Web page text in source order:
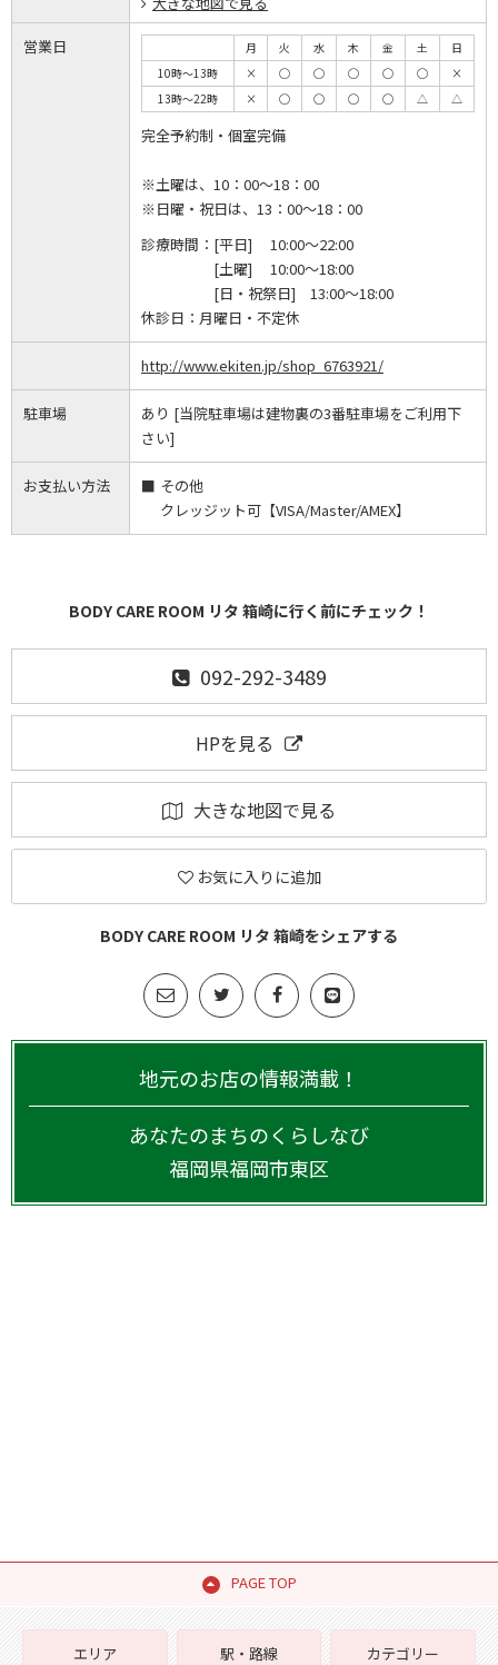
営業日 月 火 水 木 金 土
日
10時～13時
× ◯ ◯ ◯ ◯ ◯
×
13時～22時
× ◯ ◯ ◯ ◯ △ △
完全予約制・個室完備
※土曜は、10：00～18：00
※日曜・祝日は、13：00～18：00
診療時間： [平日] 10:00～22:00
[土曜] 10:00～18:00
[日・祝祭日] 13:00～18:00
休診日： 月曜日・不定休
http://www.ekiten.jp/shop_6763921/
駐車場
あり [当院駐車場は建物裏の3番駐車場をご利用下
さい]
お支払い方法
その他
クレッジット可【VISA/Master/AMEX】
BODY CARE ROOM リタ 箱崎に行く前にチェック！
092-292-3489
HPを見る
大きな地図で見る
お気に入りに追加
BODY CARE ROOM リタ 箱崎をシェアする
地元のお店の情報満載！
あなたのまちのくらしなび
福岡県福岡市東区
PAGE TOP
エリア
駅・路線
カテゴリー